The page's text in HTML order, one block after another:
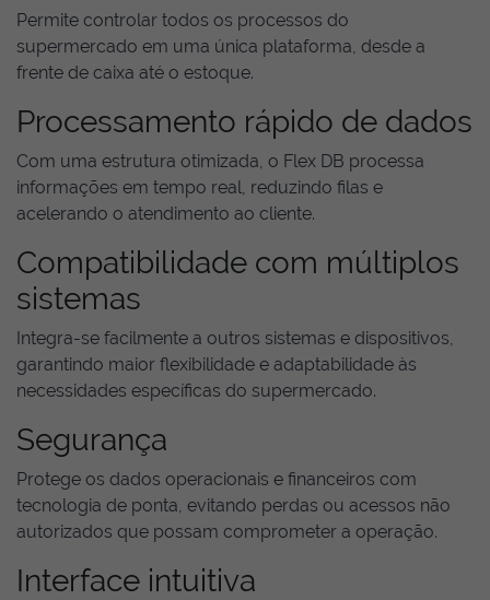
Permite controlar todos os processos do
supermercado em uma única plataforma, desde a
frente de caixa até o estoque.
Processamento rápido de dados
Com uma estrutura otimizada, o Flex DB processa
informações em tempo real, reduzindo filas e
acelerando o atendimento ao cliente.
Compatibilidade com múltiplos
sistemas
Integra-se facilmente a outros sistemas e dispositivos,
garantindo maior flexibilidade e adaptabilidade às
necessidades específicas do supermercado.
Segurança
Protege os dados operacionais e financeiros com
tecnologia de ponta, evitando perdas ou acessos não
autorizados que possam comprometer a operação.
Interface intuitiva